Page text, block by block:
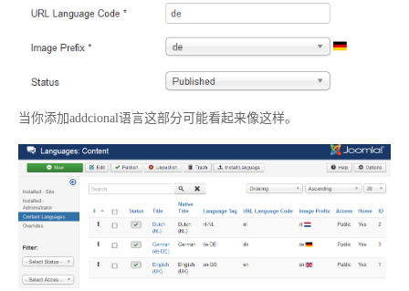
当你添加addcional语言这部分可能看起来像这样。